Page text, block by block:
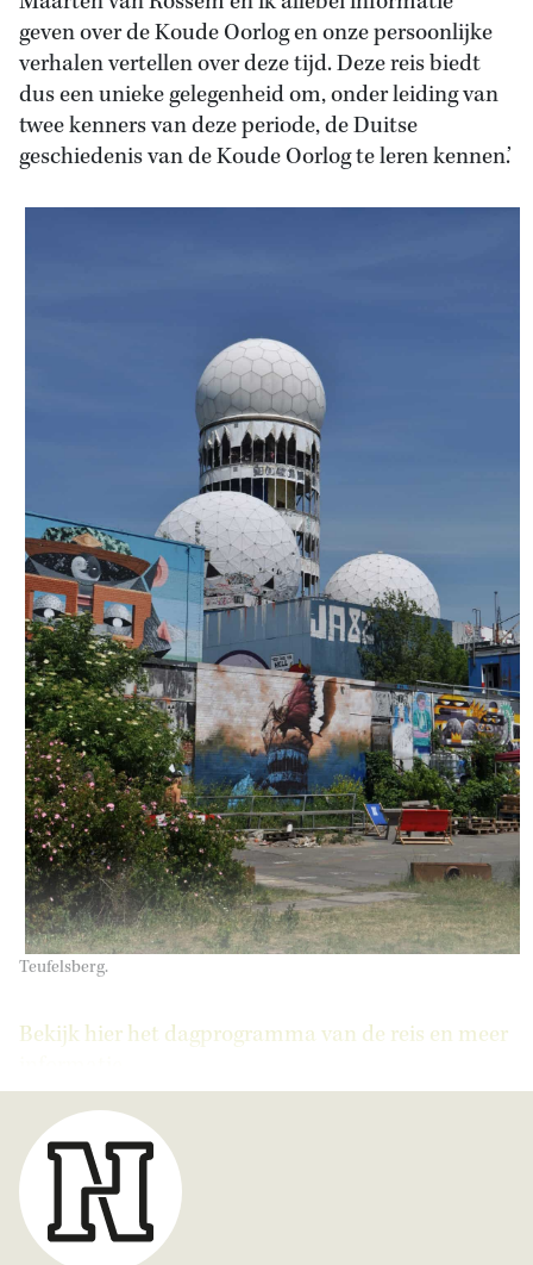
geven over de Koude Oorlog en onze persoonlijke
verhalen vertellen over deze tijd. Deze reis biedt
dus een unieke gelegenheid om, onder leiding van
twee kenners van deze periode, de Duitse
geschiedenis van de Koude Oorlog te leren kennen.’
Teufelsberg.
Bekijk hier het dagprogramma van de reis en meer